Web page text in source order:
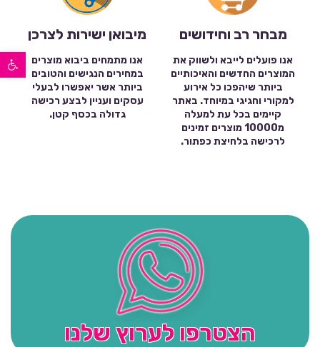
פתח סרגל נגישות
מבחר רב וחידושים
אנו פועלים לייבא ולשווק את
המוצרים החדשים והאיכותיים
ביותר שיהפכו כל אירוע
למקורי וחגיגי במיוחד. באתר
קיימים בכל עת למעלה
מ10000 מוצרים זמינים
לרכישה בלחיצת כפתור.
מיבואן ישירות לצרכן
אנו מתמחים ביבוא מוצרים
במחירים הנגישים והטובים
ביותר אשר יאפשרו לבעלי
עסקים ועניין לבצע רכישה
גדולה בכסף קטן.
הצטרפו לערוץ שלנו